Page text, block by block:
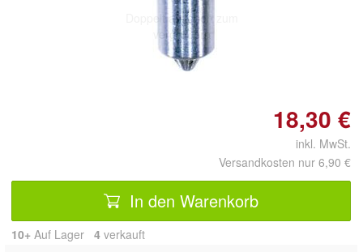
Doppelt antippen zum
vergrößern
18,30 €
inkl. MwSt.
Versandkosten nur 6,90 €
In den Warenkorb
10+ Auf Lager 4 verkauft